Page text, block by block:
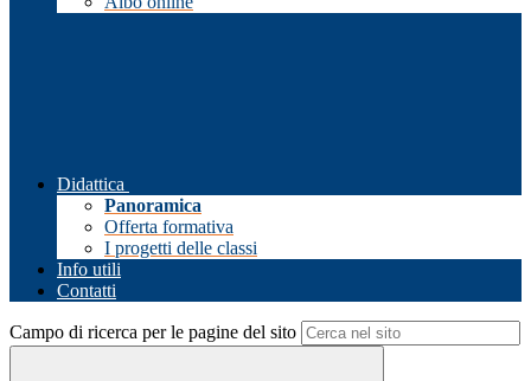
Didattica
Panoramica
Offerta formativa
I progetti delle classi
Info utili
Contatti
Campo di ricerca per le pagine del sito